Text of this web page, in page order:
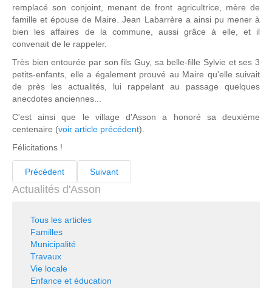
remplacé son conjoint, menant de front agricultrice, mère de
famille et épouse de Maire. Jean Labarrère a ainsi pu mener à
bien les affaires de la commune, aussi grâce à elle, et il
convenait de le rappeler.
Très bien entourée par son fils Guy, sa belle-fille Sylvie et ses 3
petits-enfants, elle a également prouvé au Maire qu'elle suivait
de près les actualités, lui rappelant au passage quelques
anecdotes anciennes...
C'est ainsi que le village d'Asson a honoré sa deuxième
centenaire (voir article précédent).
Félicitations !
Précédent Suivant
Actualités d'Asson
Tous les articles
Familles
Municipalité
Travaux
Vie locale
Enfance et éducation